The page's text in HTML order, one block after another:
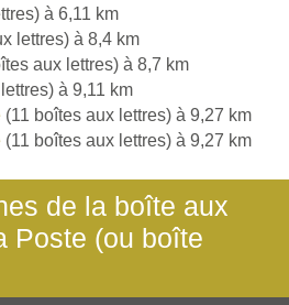
à 6,11 km
lettres) à 8,4 km
aux lettres) à 8,7 km
à 9,11 km
(11 boîtes aux lettres) à 9,27 km
(11 boîtes aux lettres) à 9,27 km
de la boîte aux
Poste (ou boîte